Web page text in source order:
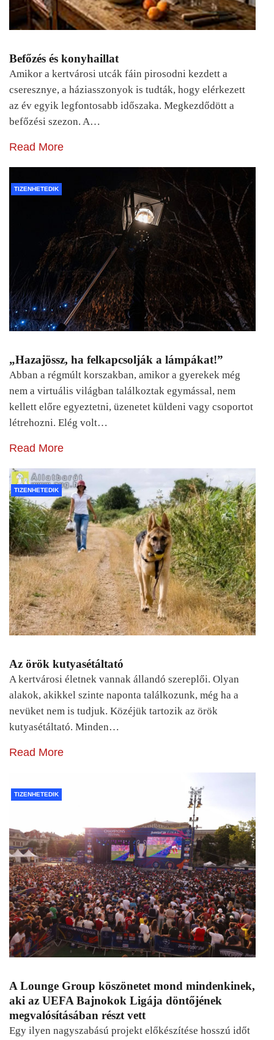
Befőzés és konyhaillat
Amikor a kertvárosi utcák fáin pirosodni kezdett a
cseresznye, a háziasszonyok is tudták, hogy elérkezett
az év egyik legfontosabb időszaka. Megkezdődött a
befőzési szezon. A…
Read More
TIZENHETEDIK
„Hazajössz, ha felkapcsolják a lámpákat!”
Abban a régmúlt korszakban, amikor a gyerekek még
nem a virtuális világban találkoztak egymással, nem
kellett előre egyeztetni, üzenetet küldeni vagy csoportot
létrehozni. Elég volt…
Read More
TIZENHETEDIK
Az örök kutyasétáltató
A kertvárosi életnek vannak állandó szereplői. Olyan
alakok, akikkel szinte naponta találkozunk, még ha a
nevüket nem is tudjuk. Közéjük tartozik az örök
kutyasétáltató. Minden…
Read More
TIZENHETEDIK
A Lounge Group köszönetet mond mindenkinek,
aki az UEFA Bajnokok Ligája döntőjének
megvalósításában részt vett
Egy ilyen nagyszabású projekt előkészítése hosszú időt